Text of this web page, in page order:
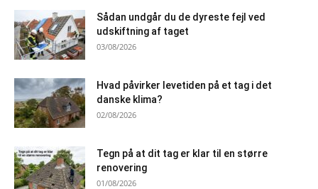
Sådan undgår du de dyreste fejl ved
udskiftning af taget
03/08/2026
Hvad påvirker levetiden på et tag i det
danske klima?
02/08/2026
Tegn på at dit tag er klar til en større
renovering
01/08/2026